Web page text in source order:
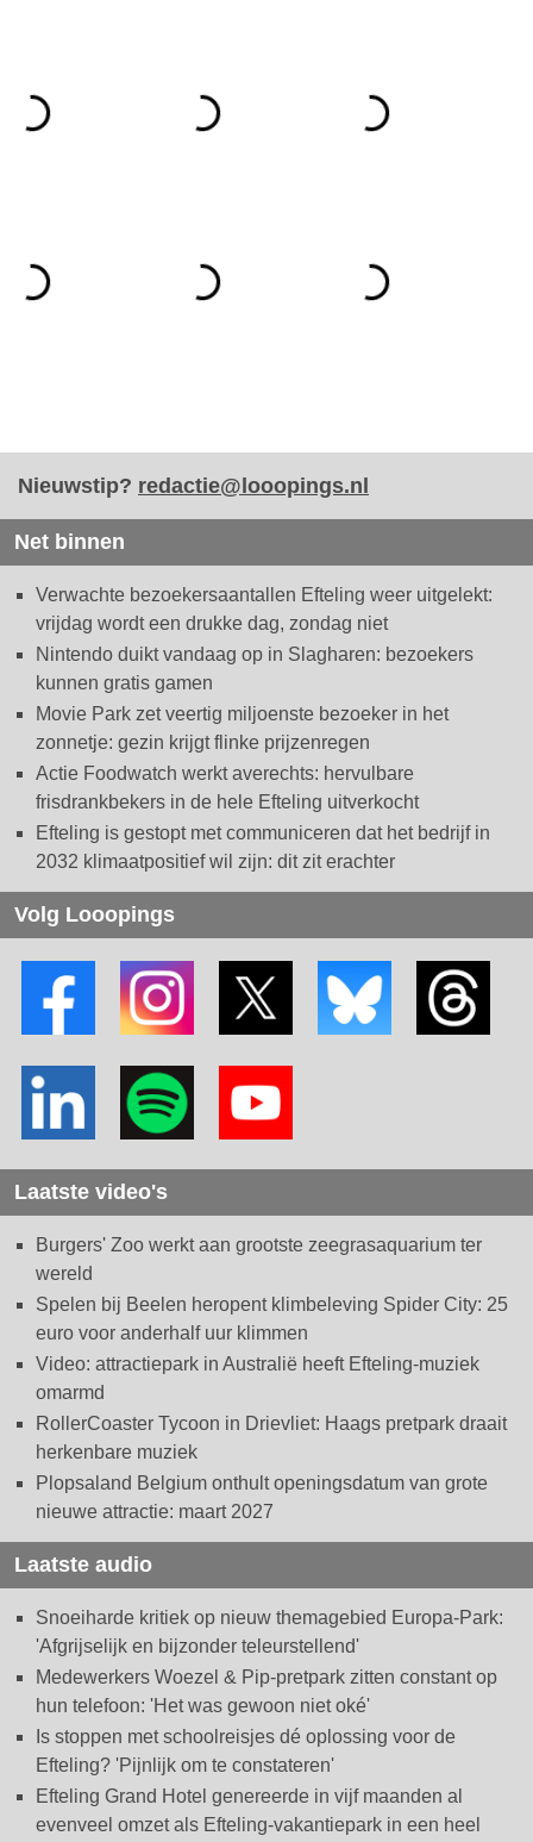
Nieuwstip? redactie@looopings.nl
Net binnen
Verwachte bezoekersaantallen Efteling weer uitgelekt:
vrijdag wordt een drukke dag, zondag niet
Nintendo duikt vandaag op in Slagharen: bezoekers
kunnen gratis gamen
Movie Park zet veertig miljoenste bezoeker in het
zonnetje: gezin krijgt flinke prijzenregen
Actie Foodwatch werkt averechts: hervulbare
frisdrankbekers in de hele Efteling uitverkocht
Efteling is gestopt met communiceren dat het bedrijf in
2032 klimaatpositief wil zijn: dit zit erachter
Volg Looopings
Laatste video's
Burgers' Zoo werkt aan grootste zeegrasaquarium ter
wereld
Spelen bij Beelen heropent klimbeleving Spider City: 25
euro voor anderhalf uur klimmen
Video: attractiepark in Australië heeft Efteling-muziek
omarmd
RollerCoaster Tycoon in Drievliet: Haags pretpark draait
herkenbare muziek
Plopsaland Belgium onthult openingsdatum van grote
nieuwe attractie: maart 2027
Laatste audio
Snoeiharde kritiek op nieuw themagebied Europa-Park:
'Afgrijselijk en bijzonder teleurstellend'
Medewerkers Woezel & Pip-pretpark zitten constant op
hun telefoon: 'Het was gewoon niet oké'
Is stoppen met schoolreisjes dé oplossing voor de
Efteling? 'Pijnlijk om te constateren'
Efteling Grand Hotel genereerde in vijf maanden al
evenveel omzet als Efteling-vakantiepark in een heel